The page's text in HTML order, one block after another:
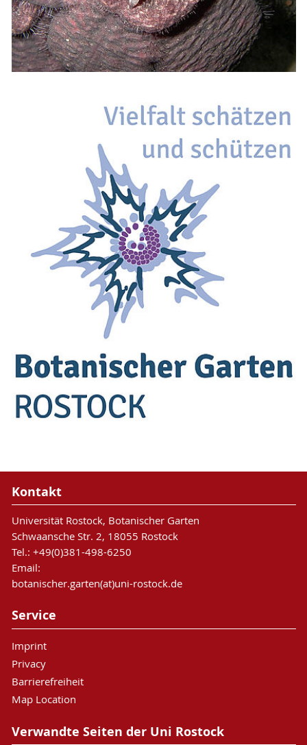
Kontakt
Universität Rostock, Botanischer Garten
Schwaansche Str. 2, 18055 Rostock
Tel.: +49(0)381-498-6250
Email:
botanischer.garten(at)uni-rostock.de
Service
Imprint
Privacy
Barrierefreiheit
Map Location
Verwandte Seiten der Uni Rostock